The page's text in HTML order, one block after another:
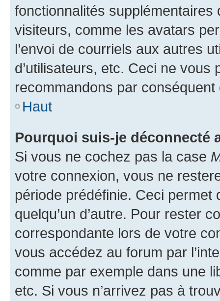
fonctionnalités
visiteurs, comme les avatars
l’envoi de courriels aux autres
d’utilisateurs, etc. Ceci ne vous
recommandons par conséquent
Haut
Pourquoi suis-je déconnecté
Si vous ne cochez pas la case
votre connexion, vous ne
période prédéfinie. Ceci permet
quelqu’un d’autre. Pour rester
correspondante lors de votre
vous accédez au forum par
comme par exemple dans une
etc. Si vous n’arrivez pas à